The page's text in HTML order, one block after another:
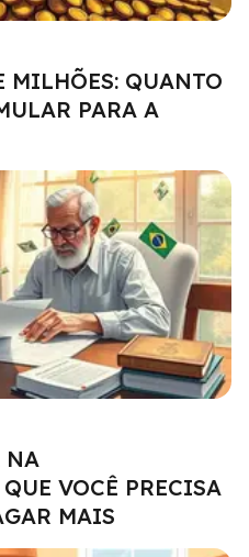
MILHÕES: QUANTO
PARA A
NA
VOCÊ PRECISA
MAIS